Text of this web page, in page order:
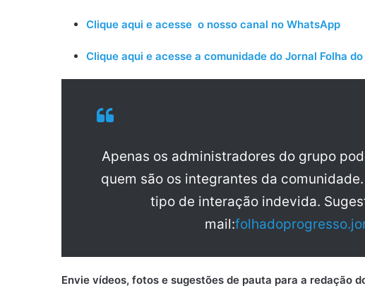
Clique aqui e acesse o nosso canal no WhatsApp
Clique aqui e acesse a comunidade do Jornal Folha
Apenas os administradores do grupo
quem são os integrantes da
tipo de interação indevida.
mail:
Envie vídeos, fotos e sugestões de pauta para a redação